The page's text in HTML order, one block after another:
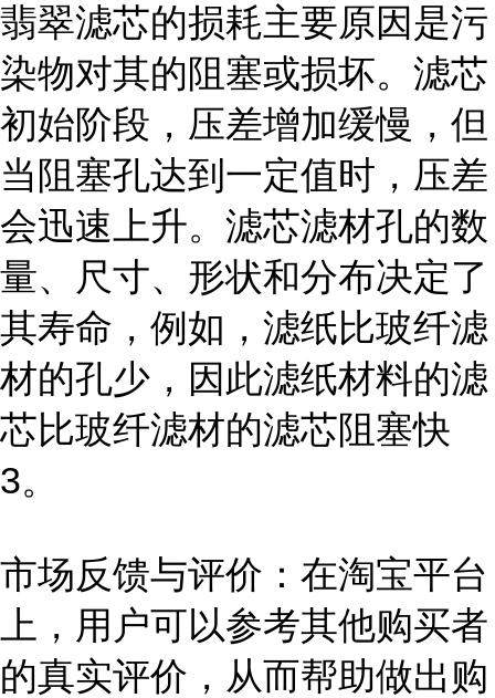
翡翠滤芯的损耗主要原因是污
染物对其的阻塞或损坏。滤芯
初始阶段，压差增加缓慢，但
当阻塞孔达到一定值时，压差
会迅速上升。滤芯滤材孔的数
量、尺寸、形状和分布决定了
其寿命，例如，滤纸比玻纤滤
材的孔少，因此滤纸材料的滤
芯比玻纤滤材的滤芯阻塞快
3。
市场反馈与评价：在淘宝平台
上，用户可以参考其他购买者
的真实评价，从而帮助做出购